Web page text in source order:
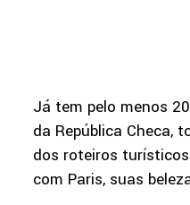
Já tem pelo menos
da República Checa,
dos roteiros
com Paris, suas